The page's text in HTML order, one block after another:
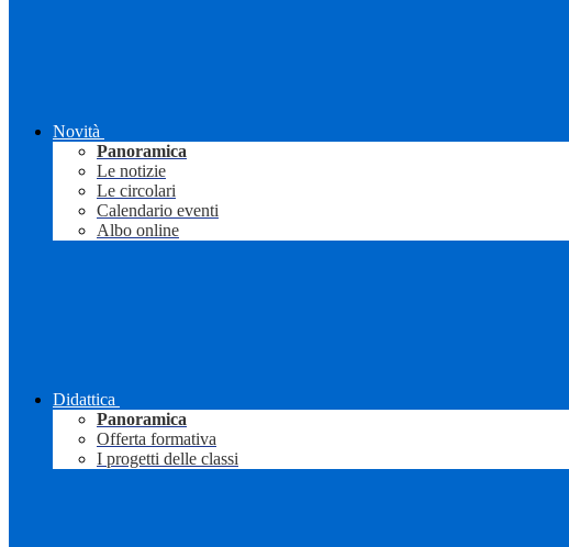
Novità
Panoramica
Le notizie
Le circolari
Calendario eventi
Albo online
Didattica
Panoramica
Offerta formativa
I progetti delle classi